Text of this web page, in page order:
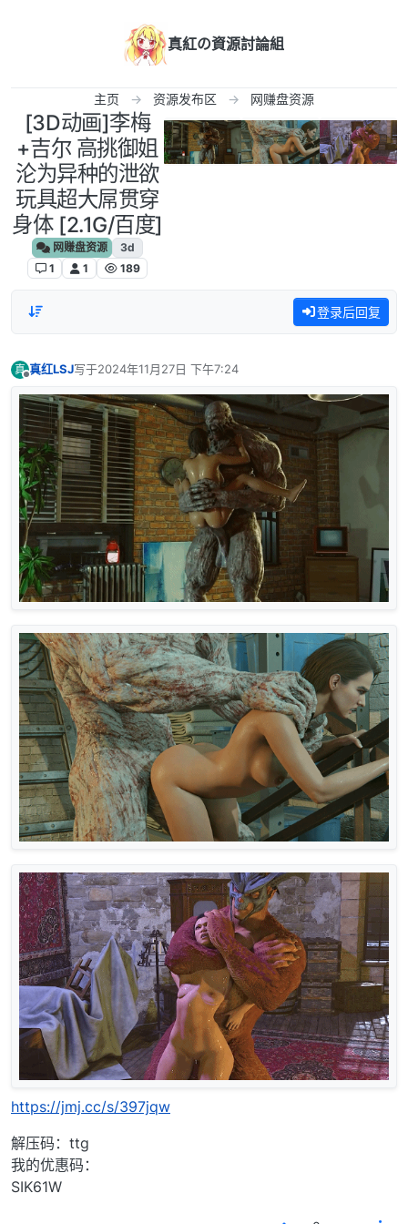
真紅の資源討論組
主页 资源发布区 网赚盘资源
[3D动画]李梅
+吉尔 高挑御姐
沦为异种的泄欲
玩具超大屌贯穿
身体 [2.1G/百度]
网赚盘资源
3d
1
1 189
登录后回复
真 真红LSJ写于2024年11月27日 下午7:24
最后由 编辑
https://jmj.cc/s/397jqw
解压码：ttg
我的优惠码：
SIK61W